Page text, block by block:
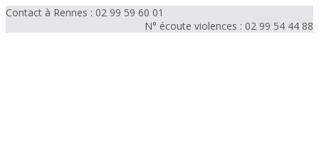
Contact à Rennes : 02 99 59 60 01
N° écoute violences : 02 99 54 44 88